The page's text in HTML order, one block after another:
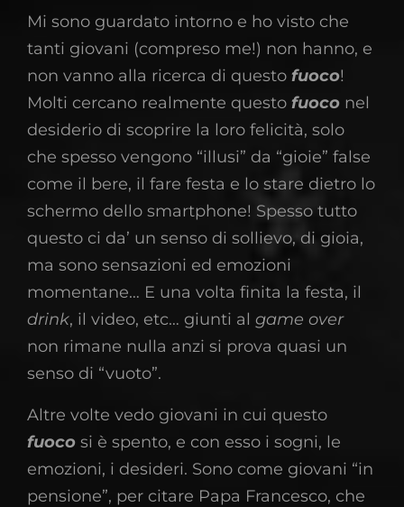
Mi sono guardato intorno e ho visto che
tanti giovani (compreso me!) non hanno, e
non vanno alla ricerca di questo fuoco!
Molti cercano realmente questo fuoco nel
desiderio di scoprire la loro felicità, solo
che spesso vengono “illusi” da “gioie” false
come il bere, il fare festa e lo stare dietro lo
schermo dello smartphone! Spesso tutto
questo ci da’ un senso di sollievo, di gioia,
ma sono sensazioni ed emozioni
momentane… E una volta finita la festa, il
drink, il video, etc… giunti al game over
non rimane nulla anzi si prova quasi un
senso di “vuoto”.
Altre volte vedo giovani in cui questo
fuoco si è spento, e con esso i sogni, le
emozioni, i desideri. Sono come giovani “in
pensione”, per citare Papa Francesco, che